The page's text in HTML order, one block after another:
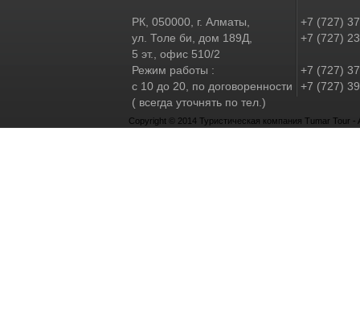
РК, 050000, г. Алматы,
ул. Толе би, дом 189Д,
5 эт., офис 510/2
Режим работы :
с 10 до 20, по договоренности
( всегда уточнять по тел.)
+7 (727)
+7 (727)
+7 (727)
+7 (727)
Copyright © 2014 Туристическая компания Tumar Tour -